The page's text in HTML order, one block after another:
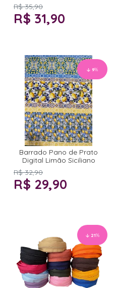
R$ 35,90
R$ 31,90
9%
Barrado Pano de Prato
Digital Limão Siciliano
R$ 32,90
R$ 29,90
21%